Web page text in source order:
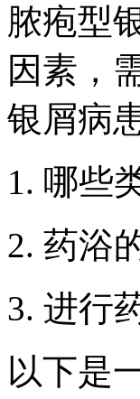
脓疱型
因素，
银屑病
1. 哪些
2. 药浴
3. 进行
以下是